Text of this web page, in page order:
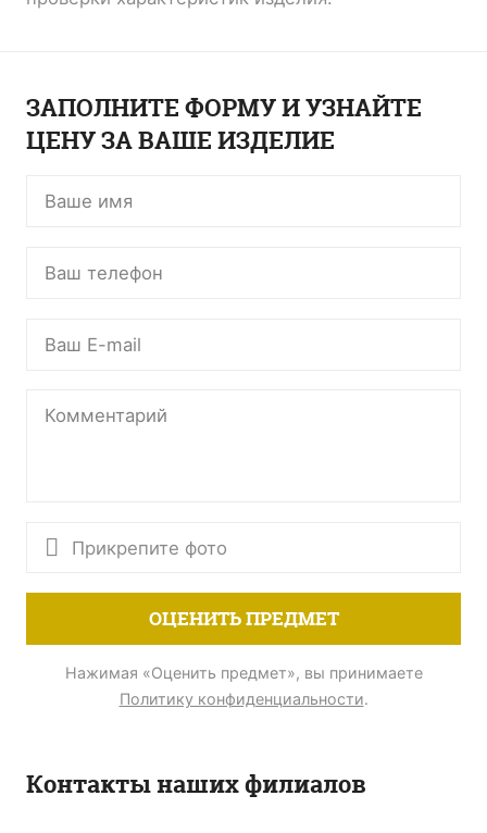
ЗАПОЛНИТЕ ФОРМУ И УЗНАЙТЕ
ЦЕНУ ЗА ВАШЕ ИЗДЕЛИЕ
Прикрепите фото
ОЦЕНИТЬ ПРЕДМЕТ
Нажимая «Оценить предмет», вы принимаете
Политику конфиденциальности.
Контакты наших филиалов